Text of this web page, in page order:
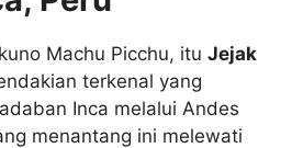
Machu Picchu, itu Jejak
terkenal yang
Inca melalui Andes
menantang ini melewati